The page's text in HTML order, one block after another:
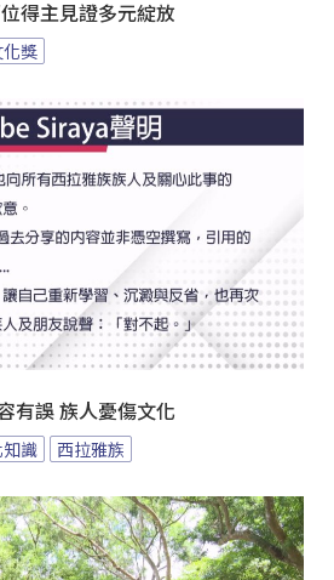
得主見證多元綻放
獎
有誤 族人憂傷文化
識 西拉雅族